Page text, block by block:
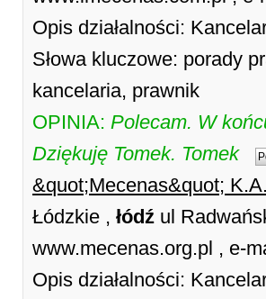
Opis działalności:
Słowa kluczowe: porady
kancelaria, prawnik
OPINIA: Polecam. W
Dziękuję Tomek. Tomek
&quot;Mecenas&quot;
Łódzkie , łódź ul
www.mecenas.org.pl , e-
Opis działalności: